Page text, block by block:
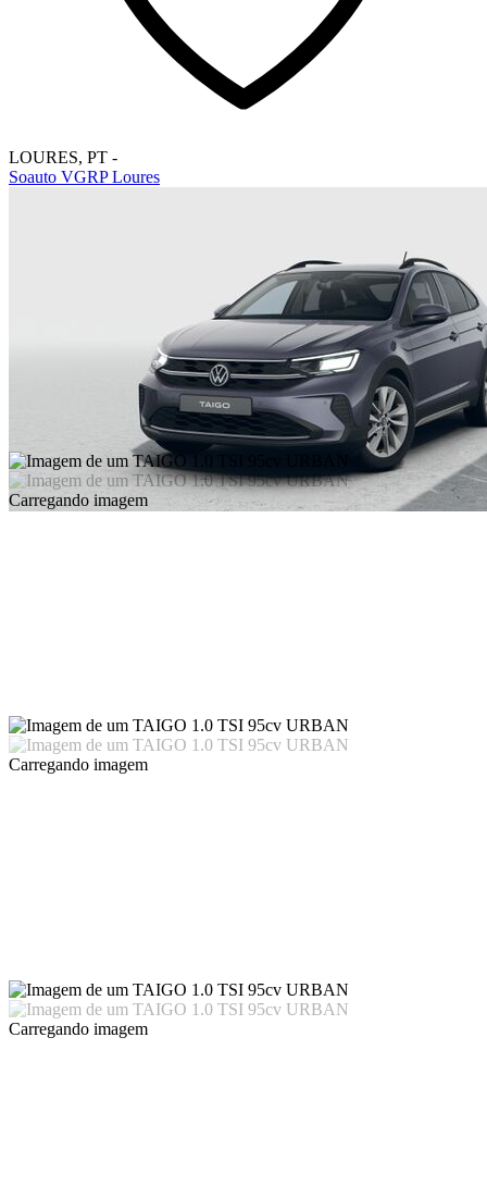
LOURES, PT -
Soauto VGRP Loures
Carregando imagem
Carregando imagem
Carregando imagem